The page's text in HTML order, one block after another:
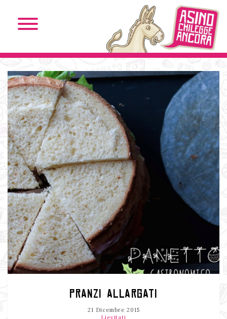
PRANZI ALLARGATI
21 Dicembre 2015
Lievitati